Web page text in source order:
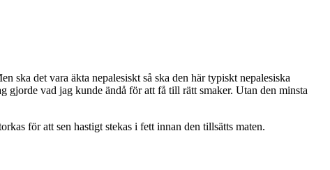
ska det vara äkta nepalesiskt så ska den här typiskt nepalesiska
vad jag kunde ändå för att få till rätt smaker. Utan den minsta
för att sen hastigt stekas i fett innan den tillsätts maten.